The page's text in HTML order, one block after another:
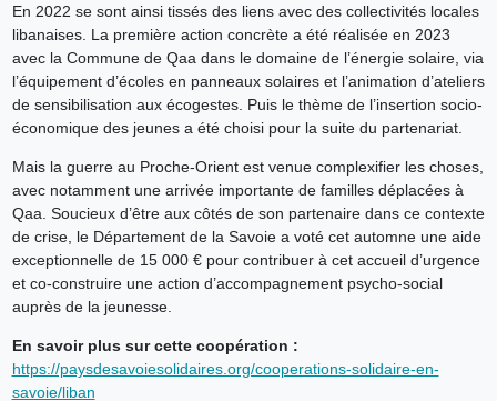
En 2022 se sont ainsi tissés des liens avec des collectivités locales
libanaises. La première action concrète a été réalisée en 2023
avec la Commune de Qaa dans le domaine de l’énergie solaire, via
l’équipement d’écoles en panneaux solaires et l’animation d’ateliers
de sensibilisation aux écogestes. Puis le thème de l’insertion socio-
économique des jeunes a été choisi pour la suite du partenariat.
Mais la guerre au Proche-Orient est venue complexifier les choses,
avec notamment une arrivée importante de familles déplacées à
Qaa. Soucieux d’être aux côtés de son partenaire dans ce contexte
de crise, le Département de la Savoie a voté cet automne une aide
exceptionnelle de 15 000 € pour contribuer à cet accueil d’urgence
et co-construire une action d’accompagnement psycho-social
auprès de la jeunesse.
En savoir plus sur cette coopération :
https://paysdesavoiesolidaires.org/cooperations-solidaire-en-
savoie/liban